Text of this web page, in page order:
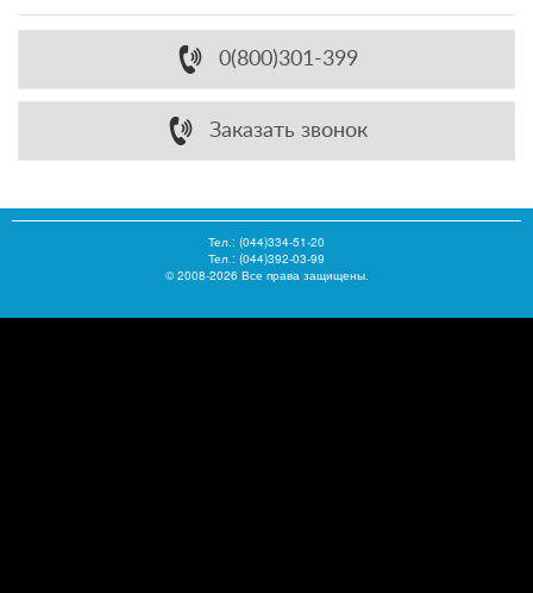
0(800)301-399
Заказать звонок
Тел.: (044)334-51-20
Тел.: (044)392-03-99
© 2008-2026 Все права защищены.